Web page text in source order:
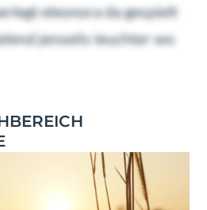
eleonora da gespielt
jenseits leuchter wo